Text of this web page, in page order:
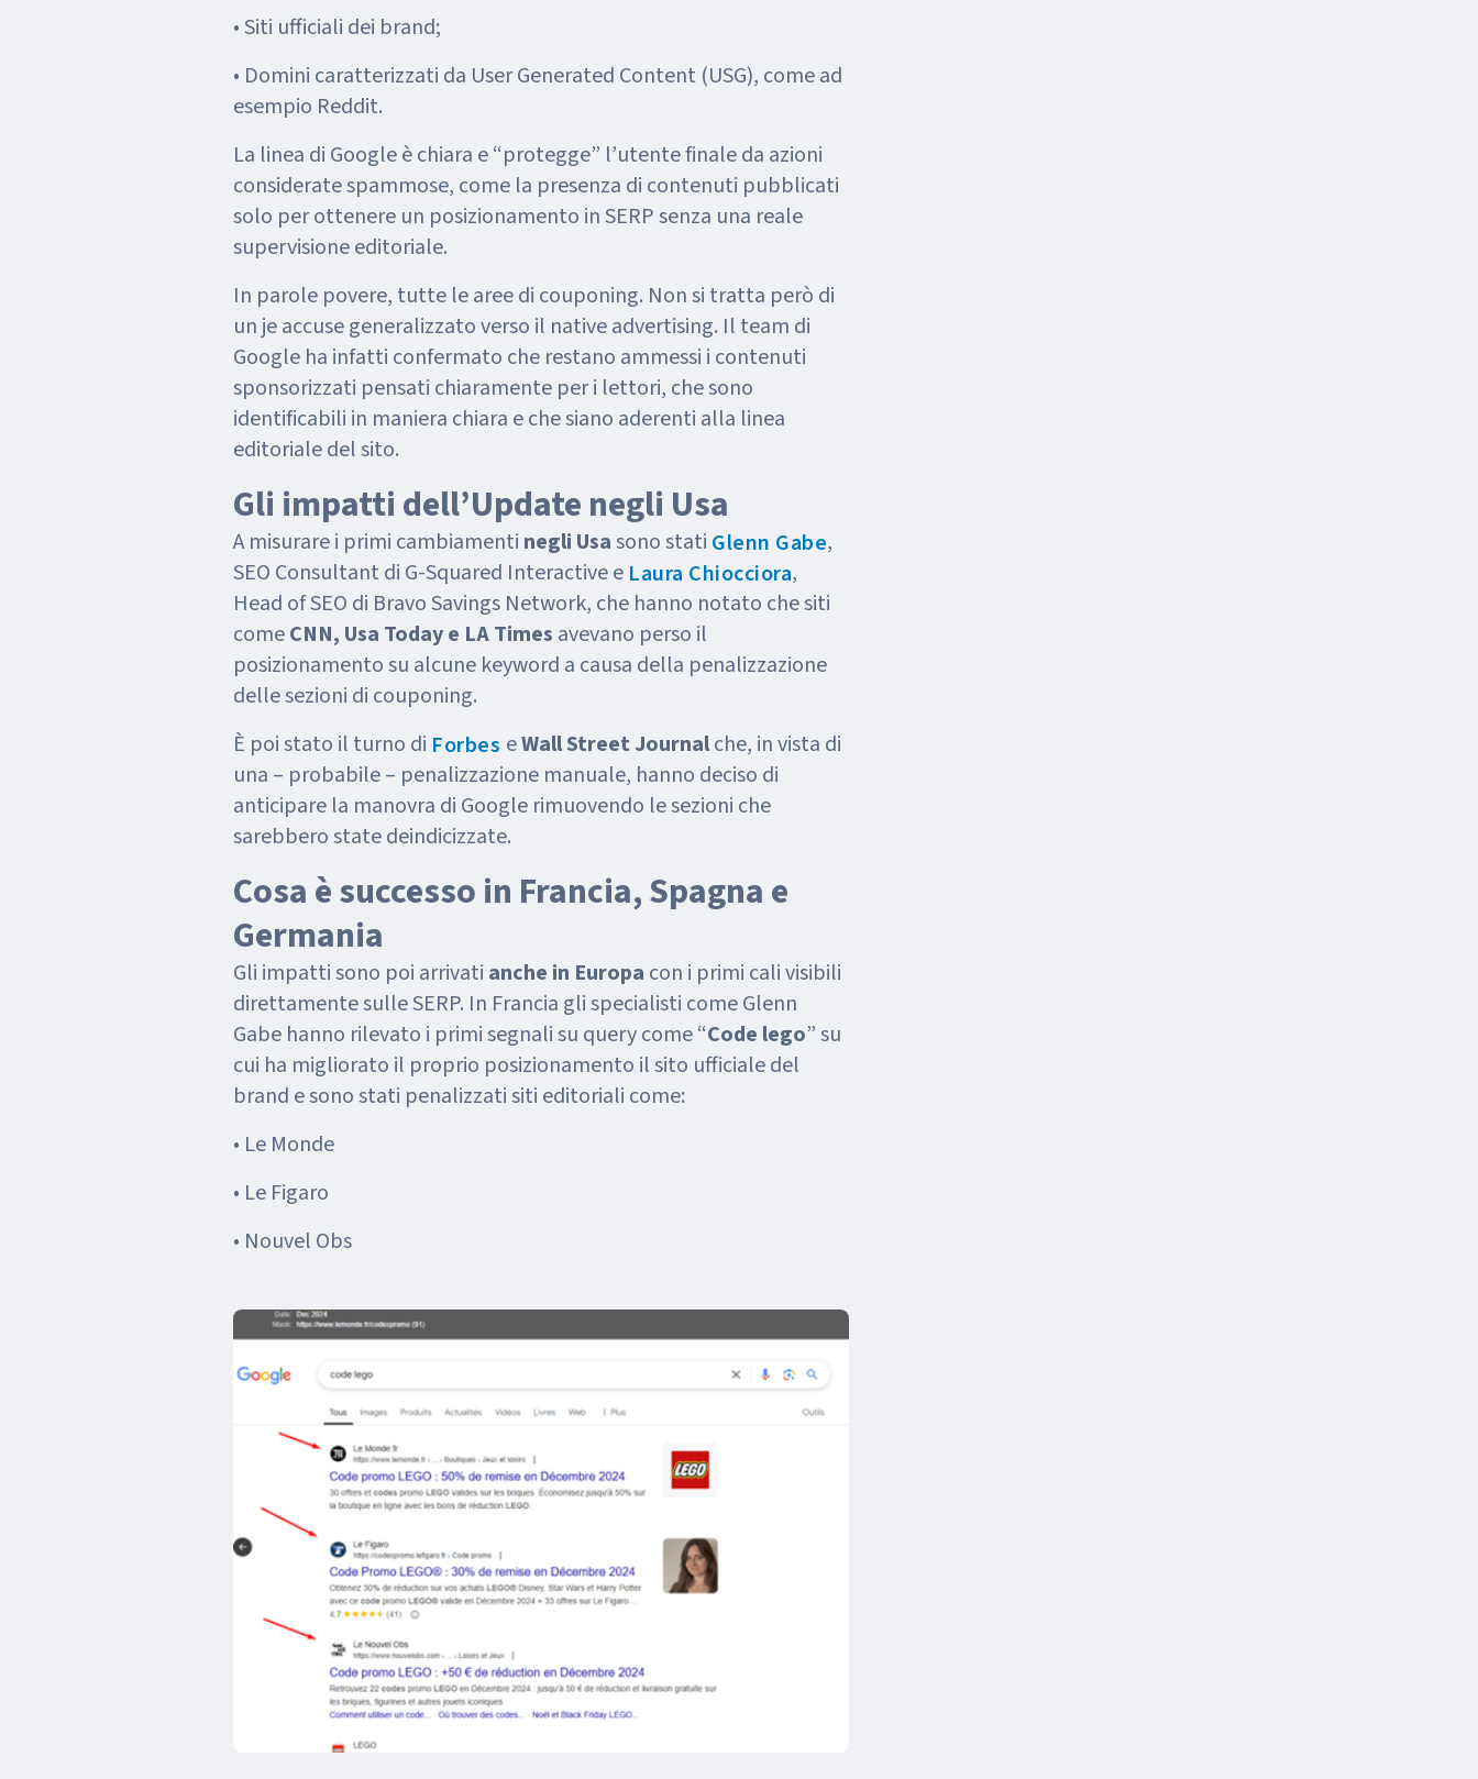
• Siti ufficiali dei brand;
• Domini caratterizzati da User Generated Content (USG), come ad
esempio Reddit.
La linea di Google è chiara e “protegge” l’utente finale da azioni
considerate spammose, come la presenza di contenuti pubblicati
solo per ottenere un posizionamento in SERP senza una reale
supervisione editoriale.
In parole povere, tutte le aree di couponing. Non si tratta però di
un je accuse generalizzato verso il native advertising. Il team di
Google ha infatti confermato che restano ammessi i contenuti
sponsorizzati pensati chiaramente per i lettori, che sono
identificabili in maniera chiara e che siano aderenti alla linea
editoriale del sito.
Gli impatti dell’Update negli Usa
A misurare i primi cambiamenti negli Usasono stati Glenn Gabe,
SEO Consultant di G-Squared Interactive e Laura Chiocciora,
Head of SEO di Bravo Savings Network, che hanno notato che siti
comeCNN, Usa Today e LA Times avevano perso il
posizionamento su alcune keyword a causa della penalizzazione
delle sezioni di couponing.
È poi stato il turno di Forbes eWall Street Journalche, in vista di
una – probabile – penalizzazione manuale, hanno deciso di
anticipare la manovra di Google rimuovendo le sezioni che
sarebbero state deindicizzate.
Cosa è successo in Francia, Spagna e
Germania
Gli impatti sono poi arrivati anche in Europa con i primi cali visibili
direttamente sulle SERP. In Francia gli specialisti come Glenn
Gabe hanno rilevato i primi segnali su query come “Code lego” su
cui ha migliorato il proprio posizionamento il sito ufficiale del
brand e sono stati penalizzati siti editoriali come:
• Le Monde
• Le Figaro
• Nouvel Obs